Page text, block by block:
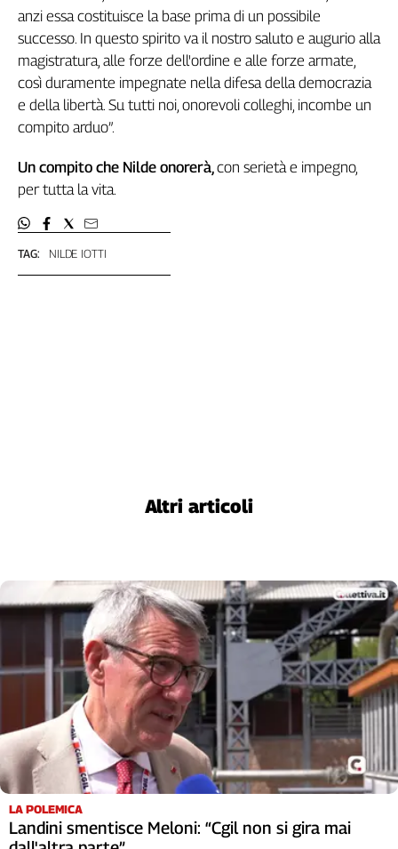
TAG: NILDE IOTTI
anzi essa costituisce la base prima di un possibile
successo. In questo spirito va il nostro saluto e augurio alla
magistratura, alle forze dell'ordine e alle forze armate,
così duramente impegnate nella difesa della democrazia
e della libertà. Su tutti noi, onorevoli colleghi, incombe un
compito arduo”.
Un compito che Nilde onorerà,con serietà e impegno,
per tutta la vita.
Altri articoli
LA POLEMICA
Landini smentisce Meloni: “Cgil non si gira mai